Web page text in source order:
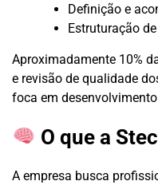
Definição e
Estruturação
Aproximadamente 10%
e revisão de qualidade
foca em
O que a
A empresa busca